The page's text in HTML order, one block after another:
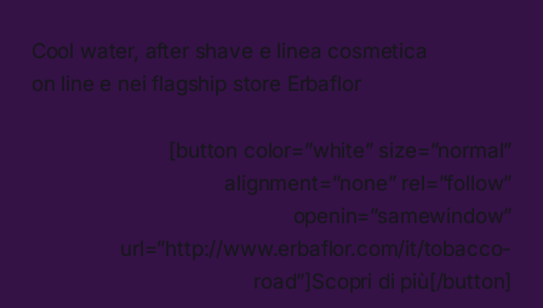
Cool water, after shave e linea cosmetica
on line e nei flagship store Erbaflor
[button color=”white” size=”normal”
alignment=”none” rel=”follow”
openin=”samewindow”
url=”http://www.erbaflor.com/it/tobacco-
road”]Scopri di più[/button]